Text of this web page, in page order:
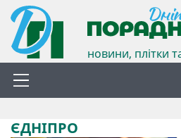
новини, плітки
ЄДНІПРО